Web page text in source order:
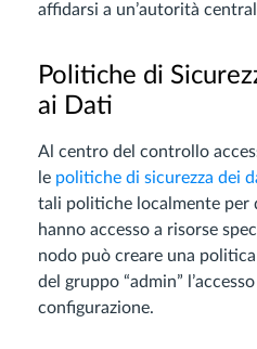
affidarsi a un’autorità
Politiche di
ai Dati
Al centro del controllo
le politiche di sicurezza dei
tali politiche localmente per
hanno accesso a risorse
nodo può creare una
del gruppo “admin”
configurazione.